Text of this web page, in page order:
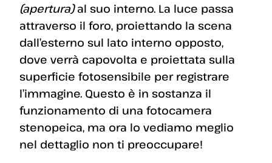
(apertura)al suo interno. La luce passa
attraverso il foro, proiettando la scena
dall’esterno sul lato interno opposto,
dove verrà capovolta e proiettata sulla
superficie fotosensibile per registrare
l’immagine. Questo è in sostanza il
funzionamento di una fotocamera
stenopeica, ma ora lo vediamo meglio
nel dettaglio non ti preoccupare!